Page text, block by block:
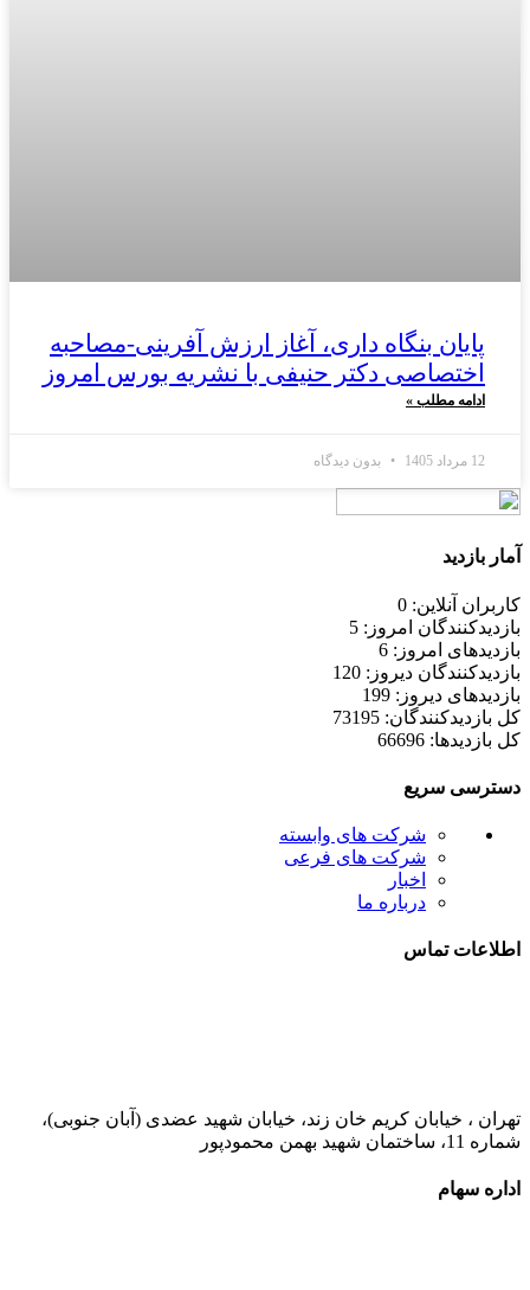
پایان بنگاه داری، آغاز ارزش آفرینی-مصاحبه
اختصاصی دکتر حنیفی با نشریه بورس امروز
ادامه مطلب »
12 مرداد 1405 بدون دیدگاه
آمار بازدید
کاربران آنلاین: 0
بازدیدکنندگان امروز: 5
بازدیدهای امروز: 6
بازدیدکنندگان دیروز: 120
بازدیدهای دیروز: 199
کل بازدیدکنند‌گان: 73195
کل بازدیدها: 66696
دسترسی سریع
شرکت های وابسته
شرکت های فرعی
اخبار
درباره ما
اطلاعات تماس
تهران ، خیابان کریم خان زند، خیابان شهید عضدی (آبان جنوبی)،
شماره 11، ساختمان شهید بهمن محمودپور
اداره سهام